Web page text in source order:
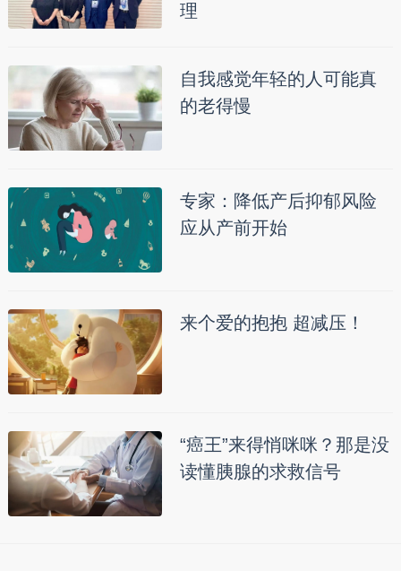
理
自我感觉年轻的人可能真
的老得慢
专家：降低产后抑郁风险
应从产前开始
来个爱的抱抱 超减压！
“癌王”来得悄咪咪？那是没
读懂胰腺的求救信号